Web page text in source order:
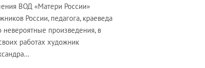
ВОД «Матери России»
России, педагога, краеведа
невероятные произведения, в
работах художник